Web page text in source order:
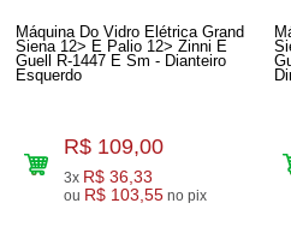
Máquina Do Vidro Elétrica Grand
Siena 12> E Palio 12> Zinni E
Guell R-1447 E Sm - Dianteiro
Esquerdo
R$ 109,00
3x R$ 36,33
ou R$ 103,55 no pix